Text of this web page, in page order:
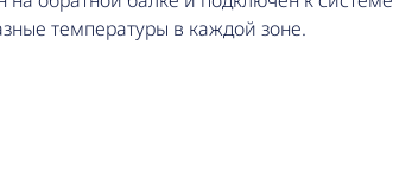
температуры в каждой зоне.